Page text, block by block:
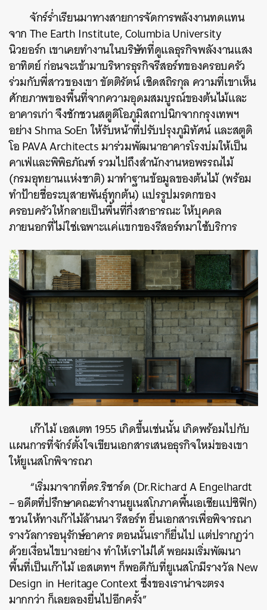
จักร์ร่ำเรียนมาทางสายการจัดการพลังงานทดแทน
จาก The Earth Institute, Columbia University
นิวยอร์ก เขาเคยทำงานในบริษัทที่ดูแลธุรกิจพลังงานแสง
อาทิตย์ ก่อนจะเข้ามาบริหารธุรกิจรีสอร์ทของครอบครัว
ร่วมกับพี่สาวของเขา ขัตติรัตน์ เชิดสถิรกุล ความที่เขาเห็น
ศักยภาพของพื้นที่จากความอุดมสมบูรณ์ของต้นไม้และ
อาคารเก่า จึงชักชวนสตูดิโอภูมิสถาปนิกจากกรุงเทพฯ
อย่าง Shma SoEn ให้รับหน้าที่ปรับปรุงภูมิทัศน์ และสตูดิ
โอ PAVA Architects มาร่วมพัฒนาอาคารโรงบ่มให้เป็น
คาเฟ่และพิพิธภัณฑ์ รวมไปถึงสำนักงานหอพรรณไม้
(กรมอุทยานแห่งชาติ) มาทำฐานข้อมูลของต้นไม้ (พร้อม
ทำป้ายชื่อระบุสายพันธุ์ทุกต้น) แปรรูปมรดกของ
ครอบครัวให้กลายเป็นพื้นที่กึ่งสาธารณะ ให้บุคคล
ภายนอกที่ไม่ใช่เฉพาะแค่แขกของรีสอร์ทมาใช้บริการ
เก๊าไม้ เอสเตท 1955 เกิดขึ้นเช่นนั้น เกิดพร้อมไปกับ
แผนการที่จักร์ตั้งใจเขียนเอกสารเสนอธุรกิจใหม่ของเขา
ให้ยูเนสโกพิจารณา
“เริ่มมาจากที่ดร.ริชาร์ด (Dr.Richard A Engelhardt
– อดีตที่ปรึกษาคณะทำงานยูเนสโกภาคพื้นเอเชียแปซิฟิก)
ชวนให้ทางเก๊าไม้ล้านนา รีสอร์ท ยื่นเอกสารเพื่อพิจารณา
รางวัลการอนุรักษ์อาคาร ตอนนั้นเราก็ยื่นไป แต่ปรากฏว่า
ด้วยเงื่อนไขบางอย่าง ทำให้เราไม่ได้ พอผมเริ่มพัฒนา
พื้นที่เป็นเก๊าไม้ เอสเตทฯ ก็พอดีกับที่ยูเนสโกมีรางวัล New
Design in Heritage Context ซึ่งของเราน่าจะตรง
มากกว่า ก็เลยลองยื่นไปอีกครั้ง”
ค้นหา
SHARE TWEET LINE EMAIL